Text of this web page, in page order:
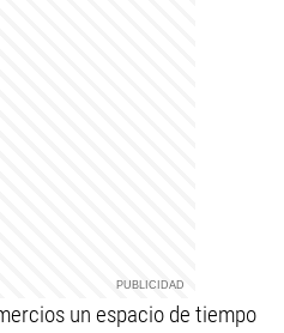
un espacio de tiempo